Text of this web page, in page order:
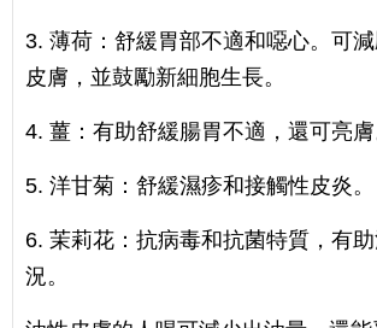
3. 薄荷：舒緩胃部不適和噁心。可
皮膚，並鼓勵新細胞生長。
4. 薑：有助舒緩腸胃不適，還可亮膚
5. 洋甘菊：舒緩濕疹和接觸性皮炎。
6. 茉莉花：抗病毒和抗菌特質，有
況。